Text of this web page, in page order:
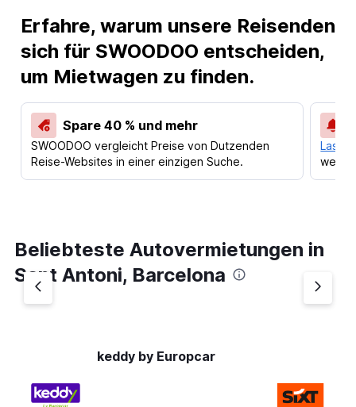
Erfahre, warum unsere Reisenden
sich für SWOODOO entscheiden,
um Mietwagen zu finden.
Spare 40 % und mehr
SWOODOO vergleicht Preise von Dutzenden
Reise-Websites in einer einzigen Suche.
Lass
Beliebteste Autovermietungen in
Sant Antoni, Barcelona
keddy by Europcar